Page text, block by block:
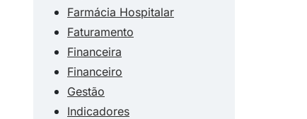
Farmácia Hospitalar
Faturamento
Financeira
Financeiro
Gestão
Indicadores